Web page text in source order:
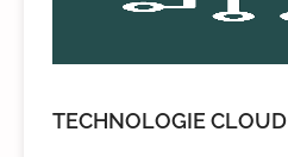
TECHNOLOGIE CLOUD